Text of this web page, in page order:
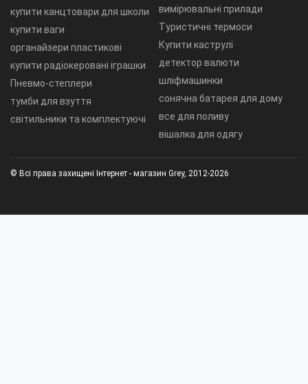
купити канцтовари для школи
купити ваги
органайзери пластикові
купити радіокеровані іграшки
Пневмо-степлери
тумби для взуття
світильники та комплектуючі
вимірювальні прилади
Туристичні термоси
Купити каструлі
детектор валюти
шліфмашинки
сонячна батарея для дому
все для поливу
вішалка для одягу
© Всі права захищені Інтернет - магазин Grey, 2012-2026